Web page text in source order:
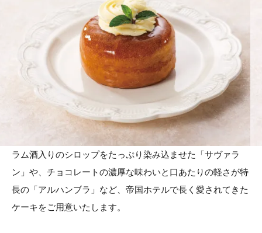
ラム酒入りのシロップをたっぷり染み込ませた「サヴァラ
ン」や、チョコレートの濃厚な味わいと口あたりの軽さが特
長の「アルハンブラ」など、帝国ホテルで長く愛されてきた
ケーキをご用意いたします。